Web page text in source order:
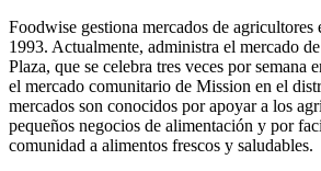
Foodwise gestiona mercados de agricultores
1993. Actualmente, administra el mercado
Plaza, que se celebra tres veces por
el mercado comunitario de Mission en el
mercados son conocidos por apoyar a los
pequeños negocios de alimentación y por
comunidad a alimentos frescos y saludables.